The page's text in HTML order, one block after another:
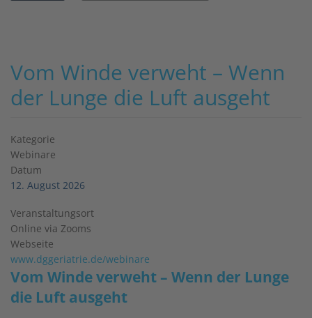
Vom Winde verweht – Wenn
der Lunge die Luft ausgeht
Kategorie
Webinare
Datum
12. August 2026
Veranstaltungsort
Online via Zooms
Webseite
www.dggeriatrie.de/webinare
Vom Winde verweht – Wenn der Lunge
die Luft ausgeht